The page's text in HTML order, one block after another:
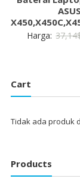
ASUS
Harga: 37,14
Cart
Tidak ada produk
Products